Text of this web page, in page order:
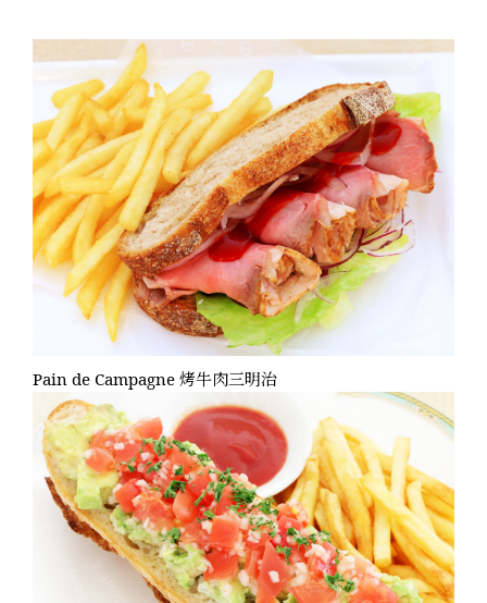
Pain de Campagne 烤牛肉三明治